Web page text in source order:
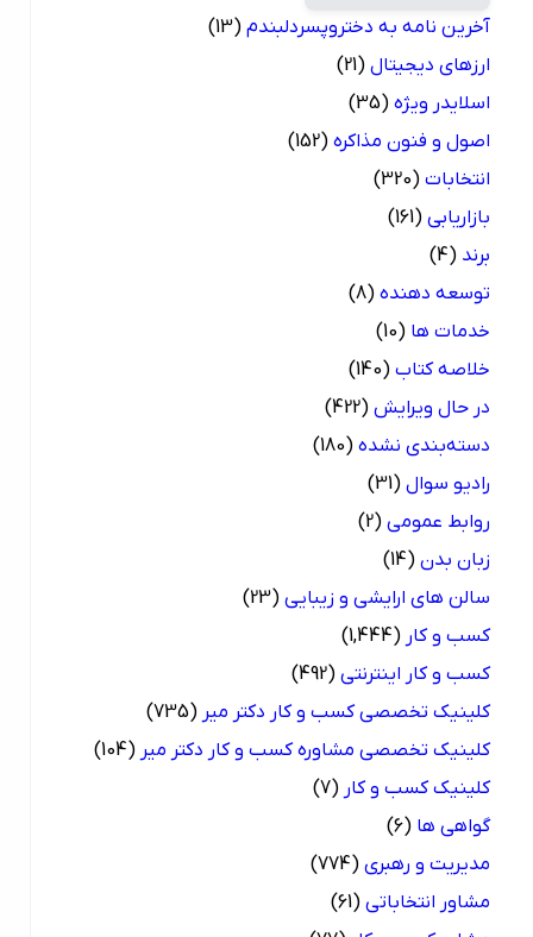
آخرین نامه به دختروپسردلبندم (13)
ارزهای دیجیتال (21)
اسلایدر ویژه (35)
اصول و فنون مذاکره (152)
انتخابات (320)
بازاریابی (161)
(4)
توسعه دهنده (8)
خدمات ها (10)
خلاصه کتاب (140)
در حال ویرایش (422)
دسته‌بندی نشده (180)
رادیو سوال (31)
روابط عمومی (2)
زبان بدن (14)
سالن های ارایشی و زیبایی (23)
کسب و کار (1,444)
کسب و کار اینترنتی (492)
کلینیک تخصصی کسب و کار دکتر میر (735)
کلینیک تخصصی مشاوره کسب و کار دکتر میر (104)
کلینیک کسب و کار (7)
گواهی ها (6)
مدیریت و رهبری (774)
مشاور انتخاباتی (61)